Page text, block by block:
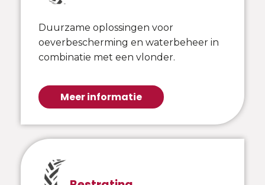
Duurzame oplossingen voor
oeverbescherming en waterbeheer in
combinatie met een vlonder.
Meer informatie